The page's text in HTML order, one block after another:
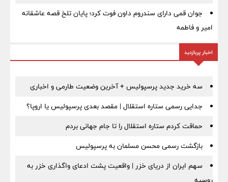
جوان قمی دارای سندروم داون فوت کرد؛ پایان تلخ قصه عاشقانه
امیر و فاطمه
اخبار پربازدید
سه خرید جدید پرسپولیس + آخرین وضعیت طارمی و اخباری
جدایی رسمی ستاره استقلال | مقصد بعدی پرسپولیس یا اروپا؟
حماقت کردم ستاره استقلال را تا جام جهانی بردم
بازگشت رسمی محسن مسلمان به پرسپولیس
سهم ایران از دریای خزر | واقعیت پشت ادعای واگذاری خزر به